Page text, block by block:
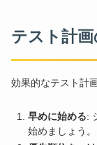
テスト計
効果的なテスト計
早めに始める:
始めましょう。